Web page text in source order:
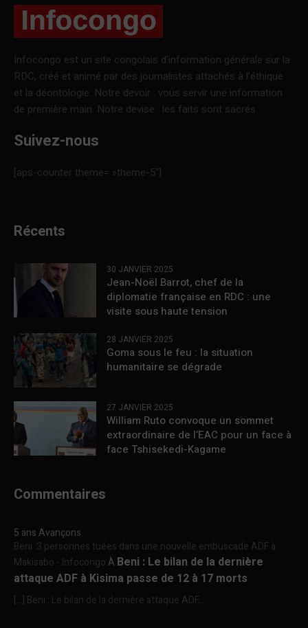
Infocongo est un site congolais d’information générale sur la
RDC, créé et animé par des journalistes attachés à l’éthique
et la déontologie. Notre devoir : vous servir une information
de première main. Notre devise : les faits sont sacrés.
Suivez-nous
[aps-counter theme= »theme-5″]
Récents
30 JANVIER 2025
Jean-Noël Barrot, chef de la
diplomatie française en RDC : une
visite sous haute tension
28 JANVIER 2025
Goma sous le feu : la situation
humanitaire se dégrade
27 JANVIER 2025
William Ruto convoque un sommet
extraordinaire de l’EAC pour un face à
face Tshisekedi-Kagame
Commentaires
5 ans Avançons
Beni :3 personnes tuées dans une nouvelle embuscade ADF à
Makisabo - InfocongoÀ Beni : Le bilan de la dernière
attaque ADF à Kisima passe de 12 à 17 morts
[…] Beni : Le bilan de la dernière attaque ADF...